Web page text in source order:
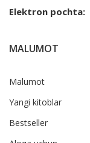
Elektron pochta:
MALUMOT
Malumot
Yangi kitoblar
Bestseller